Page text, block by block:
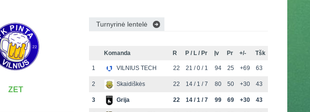
ZET
Turnyrinė lentelė
Komanda R P / L / Pr Įv Pr +/- Tšk
1 VILNIUS TECH 22 21 / 0 / 1 94 25 +69 63
2 Skaidiškės 22 14 / 1 / 7 80 50 +30 43
3 Grija 22 14 / 1 / 7 99 69 +30 43